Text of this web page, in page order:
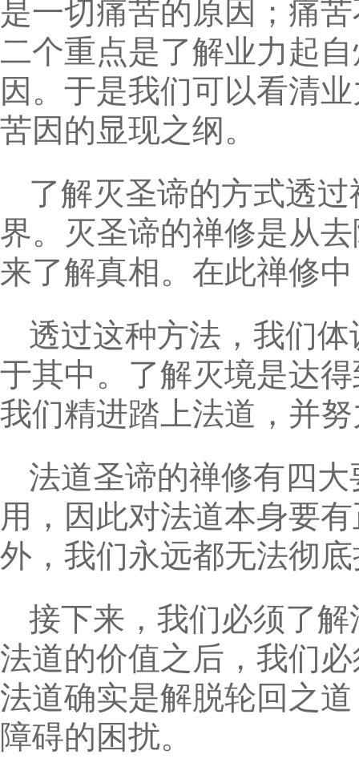
是一切痛苦的原因；痛
二个重点是了解业力起
因。于是我们可以看清
苦因的显现之纲。
了解灭圣谛的方式透
界。灭圣谛的禅修是从
来了解真相。在此禅修
透过这种方法，我们
于其中。了解灭境是达
我们精进踏上法道，并
法道圣谛的禅修有四
用，因此对法道本身要
外，我们永远都无法彻
接下来，我们必须了
法道的价值之后，我们
法道确实是解脱轮回之
障碍的困扰。